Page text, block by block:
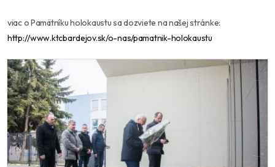
viac o Pamätníku holokaustu sa dozviete na našej stránke:
http://www.ktcbardejov.sk/o-nas/pamatnik-holokaustu